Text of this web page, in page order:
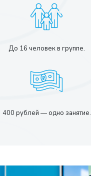
До 16 человек в группе.
400 рублей — одно занятие.